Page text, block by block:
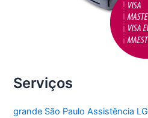
Serviços
grande São Paulo Assistência LG